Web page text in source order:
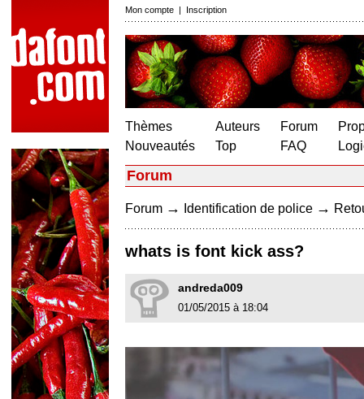
Mon compte | Inscription
Thèmes
Nouveautés
Auteurs
Top
Forum
FAQ
Forum
Forum → Identification de police →
whats is font kick ass?
andreda009
01/05/2015 à 18:04